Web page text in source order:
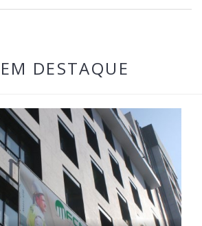
DESTAQUE